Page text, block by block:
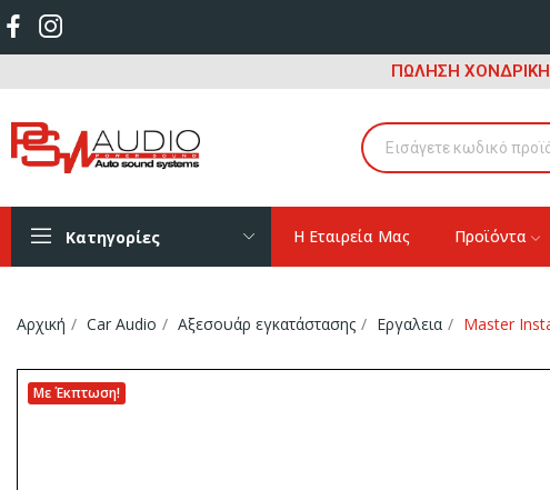
ΠΩΛΗΣΗ
Κατηγορίες Η Εταιρεία Μας Προϊόντα
Αρχική Car Audio Αξεσουάρ εγκατάστασης Εργαλεια Master
Με Έκπτωση!